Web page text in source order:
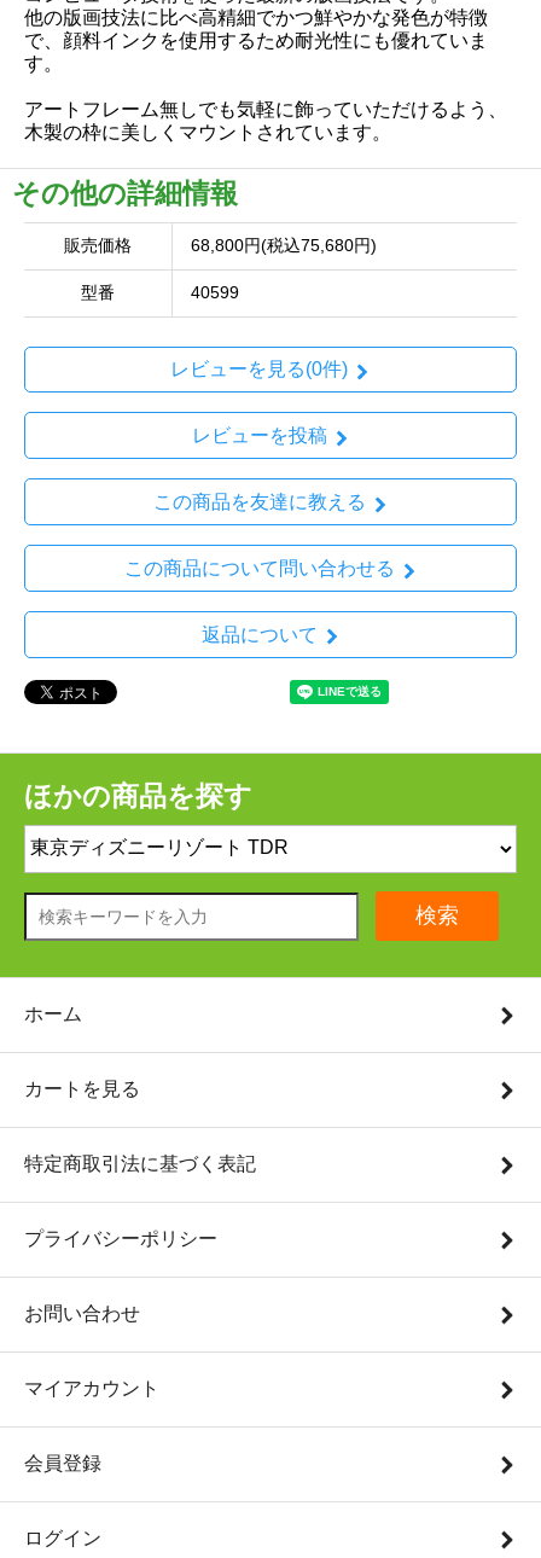
他の版画技法に比べ高精細でかつ鮮やかな発色が特徴
で、顔料インクを使用するため耐光性にも優れていま
す。
アートフレーム無しでも気軽に飾っていただけるよう、
木製の枠に美しくマウントされています。
その他の詳細情報
販売価格 68,800円(税込75,680円)
型番 40599
レビューを見る(0件)
レビューを投稿
この商品を友達に教える
この商品について問い合わせる
返品について
ほかの商品を探す
検索
ホーム
カートを見る
特定商取引法に基づく表記
プライバシーポリシー
お問い合わせ
マイアカウント
会員登録
ログイン